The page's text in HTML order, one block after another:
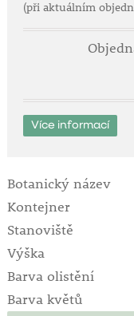
(při aktuálním
Více informací
Botanický název
Kontejner
Stanoviště
Výška
Barva olistění
Barva květů